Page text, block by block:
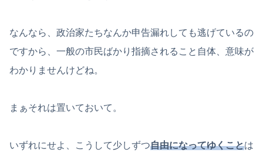
なんなら、政治家たちなんか申告漏れしても逃げているの
ですから、一般の市民ばかり指摘されること自体、意味が
わかりませんけどね。
まぁそれは置いておいて。
いずれにせよ、こうして少しずつ自由になってゆくことは